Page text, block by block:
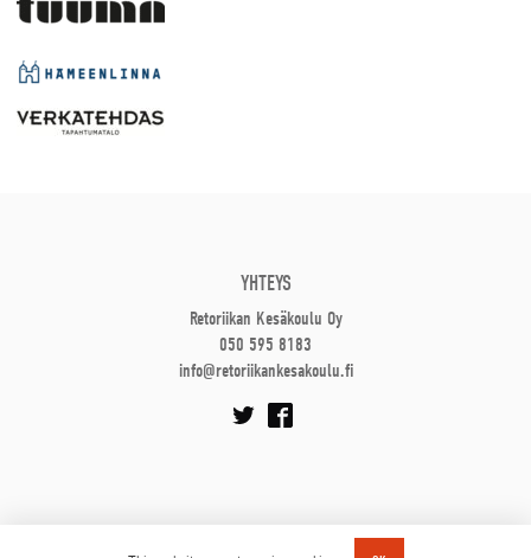
YHTEYS
Retoriikan Kesäkoulu Oy
050 595 8183
info@retoriikankesakoulu.fi